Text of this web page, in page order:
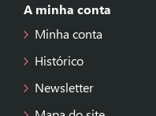
A minha conta
Minha conta
Histórico
Newsletter